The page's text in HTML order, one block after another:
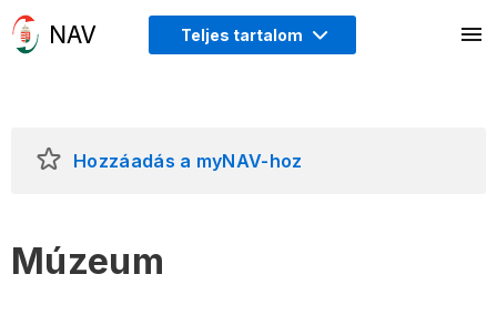
Teljes tartalom
Hozzáadás a myNAV-hoz
Múzeum